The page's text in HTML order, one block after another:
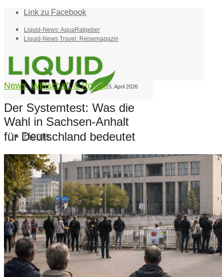
Link zu Facebook
Liquid-News: AquaRatgeber
Liquid-News Travel: Reisemagazin
Home
Suche
Menü Menü
News,Wirtschaft & Politik15. April 2026
Der Systemtest: Was die
Wahl in Sachsen-Anhalt
für Deutschland bedeutet